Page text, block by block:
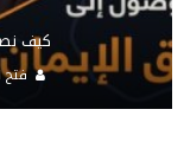
كيف
فتح